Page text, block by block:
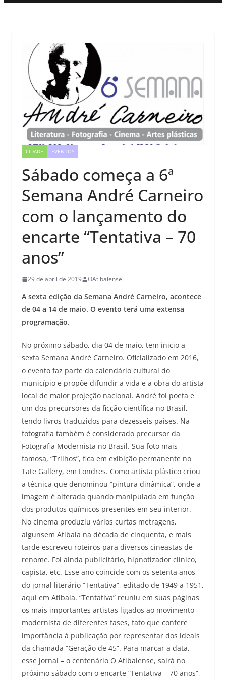
CIDADE EVENTOS
Sábado começa a 6ª
Semana André Carneiro
com o lançamento do
encarte “Tentativa – 70
anos”
29 de abril de 2019 OAtibaiense
A sexta edição da Semana André Carneiro, acontece
de 04 a 14 de maio. O evento terá uma extensa
programação.
No próximo sábado, dia 04 de maio, tem inicio a
sexta Semana André Carneiro. Oficializado em 2016,
o evento faz parte do calendário cultural do
município e propõe difundir a vida e a obra do artista
local de maior projeção nacional. André foi poeta e
um dos precursores da ficção científica no Brasil,
tendo livros traduzidos para dezesseis países. Na
fotografia também é considerado precursor da
Fotografia Modernista no Brasil. Sua foto mais
famosa, “Trilhos”, fica em exibição permanente no
Tate Gallery, em Londres. Como artista plástico criou
a técnica que denominou “pintura dinâmica”, onde a
imagem é alterada quando manipulada em função
dos produtos químicos presentes em seu interior.
No cinema produziu vários curtas metragens,
algunsem Atibaia na década de cinquenta, e mais
tarde escreveu roteiros para diversos cineastas de
renome. Foi ainda publicitário, hipnotizador clínico,
capista, etc. Esse ano coincide com os setenta anos
do jornal literário “Tentativa”, editado de 1949 a 1951,
aqui em Atibaia. “Tentativa” reuniu em suas páginas
os mais importantes artistas ligados ao movimento
modernista de diferentes fases, fato que confere
importância à publicação por representar dos ideais
da chamada “Geração de 45”. Para marcar a data,
esse jornal – o centenário O Atibaiense, sairá no
próximo sábado com o encarte “Tentativa – 70 anos”,